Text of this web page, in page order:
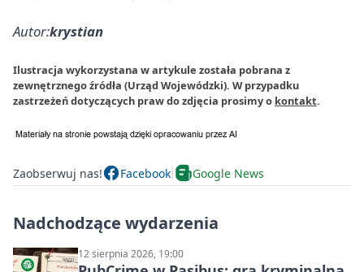
Autor:krystian
Ilustracja wykorzystana w artykule została pobrana z
zewnętrznego źródła (Urząd Wojewódzki). W przypadku
zastrzeżeń dotyczących praw do zdjęcia prosimy o kontakt.
Zaobserwuj nas! Facebook Google News
Nadchodzące wydarzenia
12 sierpnia 2026, 19:00